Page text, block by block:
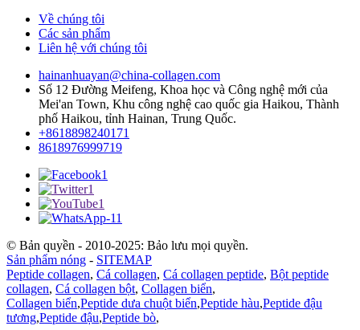
Về chúng tôi
Các sản phẩm
Liên hệ với chúng tôi
hainanhuayan@china-collagen.com
Số 12 Đường Meifeng, Khoa học và Công nghệ mới của
Mei'an Town, Khu công nghệ cao quốc gia Haikou, Thành
phố Haikou, tỉnh Hainan, Trung Quốc.
+8618898240171
8618976999719
© Bản quyền - 2010-2025: Bảo lưu mọi quyền.
Sản phẩm nóng - SITEMAP
Peptide collagen, Cá collagen, Cá collagen peptide, Bột peptide
collagen, Cá collagen bột, Collagen biển,
Collagen biển,Peptide dưa chuột biển,Peptide hàu,Peptide đậu
tương,Peptide đậu,Peptide bò,